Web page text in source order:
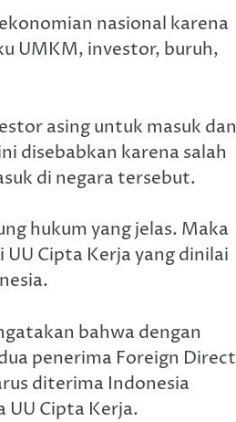
nasional karena
UMKM, investor, buruh,
asing untuk masuk dan
disebabkan karena salah
di negara tersebut.
hukum yang jelas. Maka
Cipta Kerja yang dinilai
bahwa dengan
penerima Foreign Direct
diterima Indonesia
Cipta Kerja.